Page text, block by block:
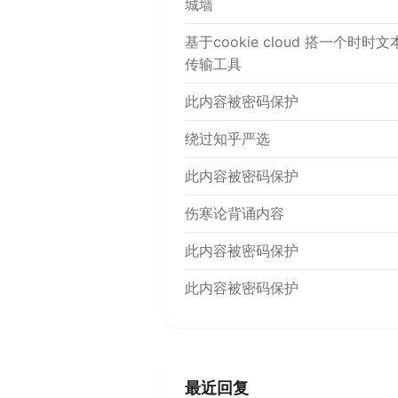
城墙
基于cookie cloud 搭一个时时文
传输工具
此内容被密码保护
绕过知乎严选
此内容被密码保护
伤寒论背诵内容
此内容被密码保护
此内容被密码保护
最近回复